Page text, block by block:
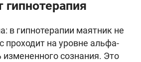
гипнотерапия
в гипнотерапии маятник не
проходит на уровне альфа-
измененного сознания. Это